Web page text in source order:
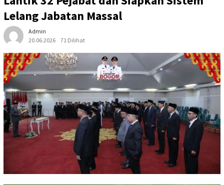
Lelang Jabatan Massal
Admin
20.06.2026
71 Dilihat